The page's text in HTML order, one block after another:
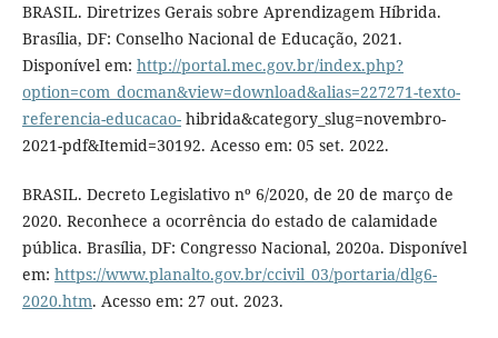
BRASIL. Diretrizes Gerais sobre Aprendizagem Híbrida.
Brasília, DF: Conselho Nacional de Educação, 2021.
Disponível em: http://portal.mec.gov.br/index.php?
option=com_docman&view=download&alias=227271-texto-
referencia-educacao-hibrida&category_slug=novembro-
2021-pdf&Itemid=30192. Acesso em: 05 set. 2022.
BRASIL. Decreto Legislativo nº 6/2020, de 20 de março de
2020. Reconhece a ocorrência do estado de calamidade
pública. Brasília, DF: Congresso Nacional, 2020a. Disponível
em: https://www.planalto.gov.br/ccivil_03/portaria/dlg6-
2020.htm. Acesso em: 27 out. 2023.